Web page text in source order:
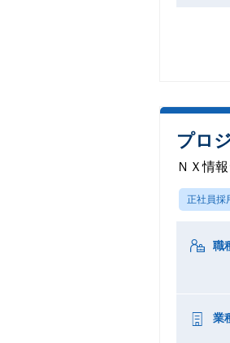
プロ
ＮＸ情
正社員採
職
業